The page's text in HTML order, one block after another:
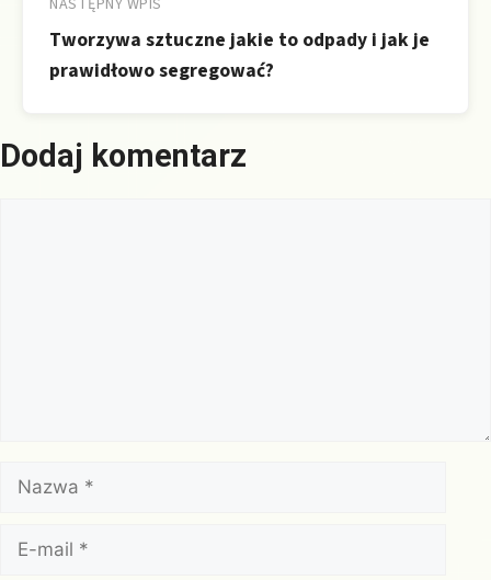
Tworzywa sztuczne jakie to odpady i jak je
prawidłowo segregować?
Dodaj komentarz
Nazwa
mail